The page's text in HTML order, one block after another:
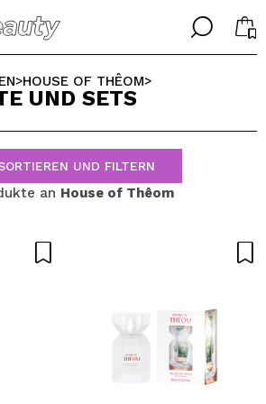
╳
ich habe ein Konto
╳
DEINE SPRACHE
ALEMAN
ESPAÑOL
ENGLISH
FRANCES
>HOUSE OF THÊOM>
UND SETS
UND FILTERN
an House of Thêom